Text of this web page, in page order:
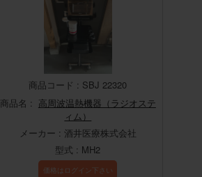
商品コード : SBJ 22320
商品名 : 高周波温熱機器（ラジオステ
ィム）
メーカー : 酒井医療株式会社
型式 : MH2
価格はログイン下さい